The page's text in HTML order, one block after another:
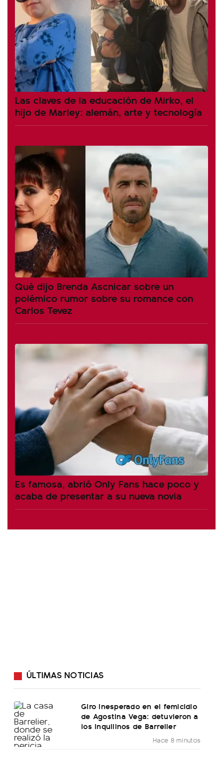
Las claves de la educación de Mirko, el
hijo de Marley: alemán, arte y tecnología
Qué dijo Brenda Ascnicar sobre un
polémico rumor sobre su romance con
Carlos Tevez
Es famosa, abrió Only Fans hace poco y
acaba de presentar a su nueva novia
ÚLTIMAS NOTICIAS
Giro inesperado en el femicidio
de Agostina Vega: detuvieron a
los inquilinos de Barrelier
Hace 8 minutos